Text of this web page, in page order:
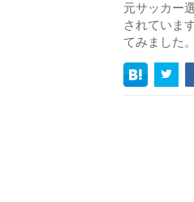
元サッカー
されていま
てみました。